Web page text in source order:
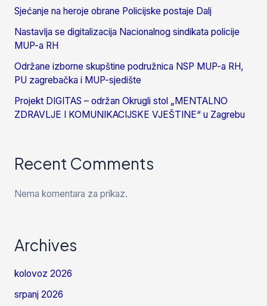
Sjećanje na heroje obrane Policijske postaje Dalj
Nastavlja se digitalizacija Nacionalnog sindikata policije
MUP-a RH
Održane izborne skupštine podružnica NSP MUP-a RH,
PU zagrebačka i MUP-sjedište
Projekt DIGITAS – održan Okrugli stol „MENTALNO
ZDRAVLJE I KOMUNIKACIJSKE VJEŠTINE“ u Zagrebu
Recent Comments
Nema komentara za prikaz.
Archives
kolovoz 2026
srpanj 2026